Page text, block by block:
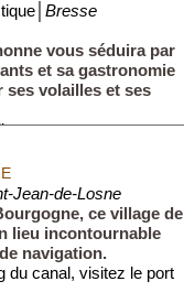
Bresse
vous séduira par
et sa gastronomie
ses volailles et ses
Jean-de-Losne
ce village de
lieu incontournable
navigation.
du canal, visitez le port